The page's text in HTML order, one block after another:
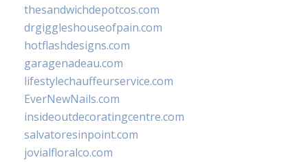
thesandwichdepotcos.com
drgiggleshouseofpain.com
hotflashdesigns.com
garagenadeau.com
lifestylechauffeurservice.com
EverNewNails.com
insideoutdecoratingcentre.com
salvatoresinpoint.com
jovialfloralco.com